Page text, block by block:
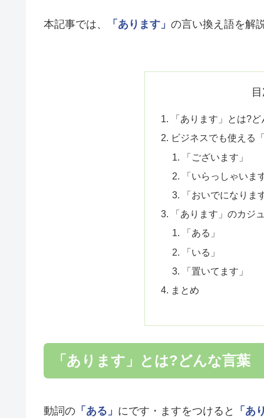
本記事では、 「あります」 の言い換え語を解
「あります」とは?
ビジネスでも使える
「ございます」
「いらっしゃいま
「おいでになりま
「あります」のカジ
「ある」
「いる」
「置いてます」
まとめ
「あります」とは?どんな言葉
動詞の 「ある」 にです・ますをつけると 「あ